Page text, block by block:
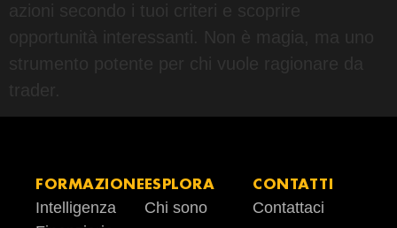
azioni secondo i tuoi criteri e scoprire
opportunità interessanti. Non è magia, ma uno
strumento potente per chi vuole ragionare da
FORMAZIONE
Intelligenza
ESPLORA
Chi sono
CONTATTI
Contattaci